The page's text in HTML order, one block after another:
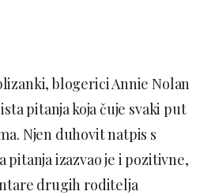
blogerici Annie Nolan
pitanja koja čuje svaki put
Njen duhovit natpis s
pitanja izazvao je i pozitivne,
drugih roditelja